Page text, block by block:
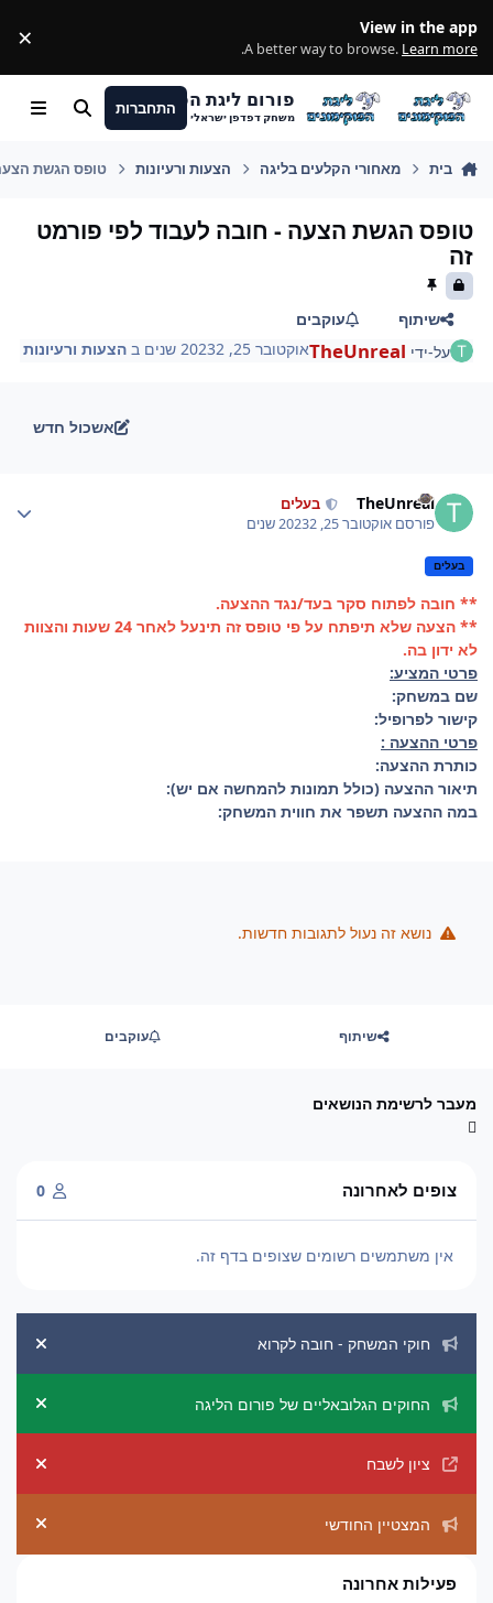
View in the app
A better way to browse. Learn more
.
×
פורום ליגת הפוקימונים
משחק דפדפן ישראלי
התחברות חיפוש Menu
בית מאחורי הקלעים בליגה הצעות ורעיונות טופס הגשת
טופס הגשת הצעה - חובה לעבוד לפי פורמט
זה
שיתוף
עוקבים
על-ידי TheUnrealאוקטובר 25, 2023 2 שנים בהצעות ורעיונות
אשכול חדש
TheUnreal בעלים
פורסםאוקטובר 25, 2023 2 שנים
בעלים
** חובה לפתוח סקר בעד/נגד ההצעה.
** הצעה שלא תיפתח על פי טופס זה תינעל לאחר 24 שעות והצוות
לא ידון בה.
פרטי המציע:
שם במשחק:
קישור לפרופיל:
פרטי ההצעה :
כותרת ההצעה:
תיאור ההצעה (כולל תמונות להמחשה אם יש):
במה ההצעה תשפר את חווית המשחק:
נושא זה נעול לתגובות חדשות.
שיתוף עוקבים
מעבר לרשימת הנושאים
צופים לאחרונה 0
אין משתמשים רשומים שצופים בדף זה.
חוקי המשחק - חובה לקרוא
החוקים הגלובאליים של פורום הליגה
ציון לשבח
המצטיין החודשי
פעילות אחרונה